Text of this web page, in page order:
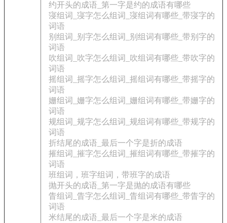
约开头的成语_第一字是约的成语有哪些
寖组词_寖字怎么组词_寖组词有哪些_带寖字的
词语
别组词_别字怎么组词_别组词有哪些_带别字的
词语
吹组词_吹字怎么组词_吹组词有哪些_带吹字的
词语
摇组词_摇字怎么组词_摇组词有哪些_带摇字的
词语
姗组词_姗字怎么组词_姗组词有哪些_带姗字的
词语
规组词_规字怎么组词_规组词有哪些_带规字的
词语
折结尾的成语_最后一个字是折的成语
摧组词_摧字怎么组词_摧组词有哪些_带摧字的
词语
班组词，班字组词，带班字的成语
抛开头的成语_第一字是抛的成语有哪些
眚组词_眚字怎么组词_眚组词有哪些_带眚字的
词语
米结尾的成语_最后一个字是米的成语